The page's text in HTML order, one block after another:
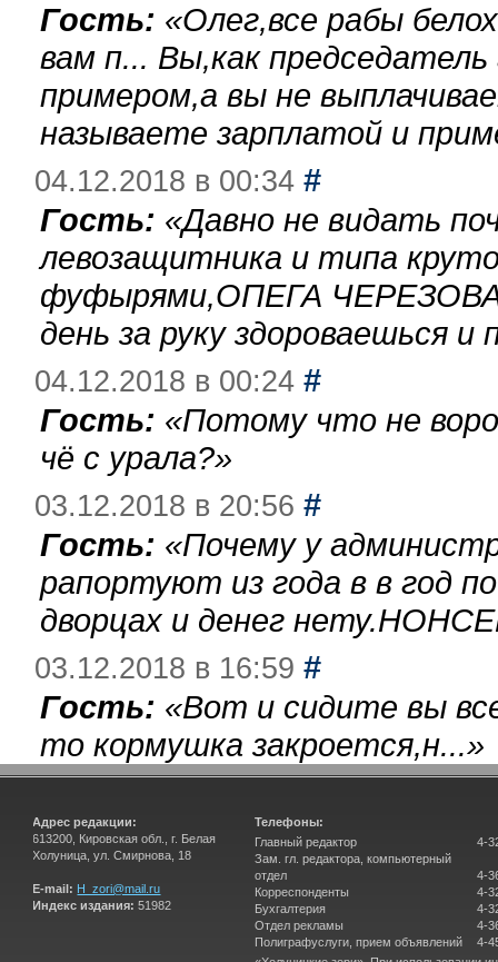
Гость: «Олег,все рабы
вам п... Вы,как
примером,а вы не
называете зарплатой и
04.12.2018 в 00:34 #
Гость: «Давно не видать
левозащитника и типа
фуфырями,ОПЕГА
день за руку здороваешься
04.12.2018 в 00:24 #
Гость: «Потому что не
чё с урала?»
03.12.2018 в 20:56 #
Гость: «Почему у
рапортуют из года в в год
дворцах и денег
03.12.2018 в 16:59 #
Гость: «Вот и сидите вы
то кормушка закроется,н...»
Адрес редакции:
613200, Кировская обл., г. Белая
Холуница, ул. Смирнова, 18
E-mail: H_zori@mail.ru
Индекс издания: 51982
Телефоны:
Главный редактор
Зам. гл. редактора, компьютерный
отдел
Корреспонденты
Бухгалтерия
Отдел рекламы
Полиграфуслуги, прием объявлений
4-
4-
4-
4-
4-
4-